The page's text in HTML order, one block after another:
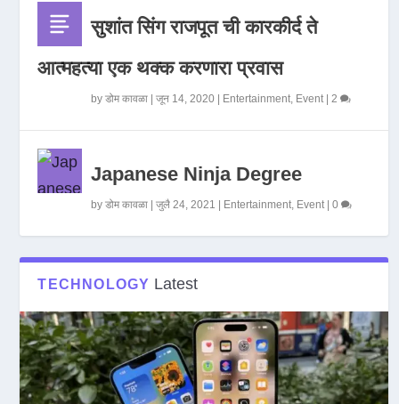
सुशांत सिंग राजपूत ची कारकीर्द ते
आत्महत्या एक थक्क करणारा प्रवास
byडोम कावळा |जून 14, 2020 Entertainment, Event|2
Japanese Ninja Degree
byडोम कावळा |जुलै 24, 2021 Entertainment, Event|0
TECHNOLOGY Latest